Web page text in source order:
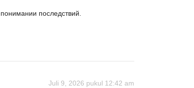
последствий.
Juli 9, 2026 pukul 12:42 am